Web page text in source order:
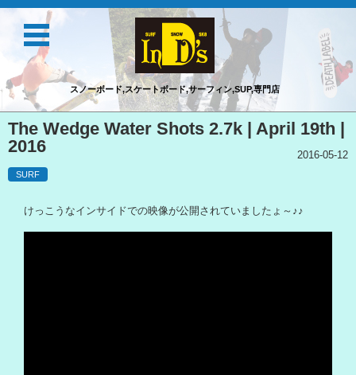
スノーボード,スケートボード,サーフィン,SUP,専門店
コンテンツに移動
The Wedge Water Shots 2.7k | April 19th |
2016
2016-05-12
SURF
けっこうなインサイドでの映像が公開されていましたょ～♪♪